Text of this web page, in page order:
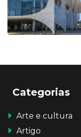
Categorias
Arte e cultura
Artigo